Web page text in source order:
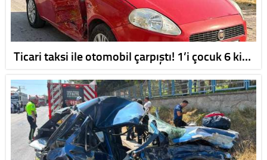
Ticari taksi ile otomobil çarpıştı! 1’i çocuk 6 ki…